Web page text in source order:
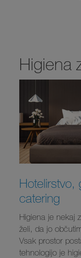
Higiena
Hotelirstvo,
catering
Higiena je nekaj
želi, da jo
Vsak prostor
tehnologijo je